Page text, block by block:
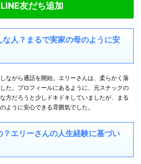
LINE友だち追加
な人？まるで実家の母のように安
ながら通話を開始。エリーさんは、柔らかく落
た。プロフィールにあるように、元スナックの
方だろうと少しドキドキしていましたが、まる
ように安心できる雰囲気でした。
？エリーさんの人生経験に基づい